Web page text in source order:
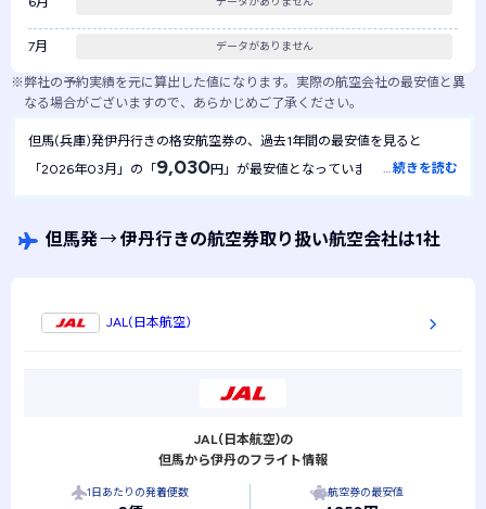
7月 データがありません
※弊社の予約実績を元に算出した値になります。実際の航空会社の最安値と異
なる場合がございますので、あらかじめご了承ください。
但馬(兵庫)発伊丹行きの格安航空券の、過去1年間の最安値を見ると
「2026年03月」の「 9,030円」が最安値となっていました。1年間を
…続きを読む
但馬発→伊丹行きの航空券取り扱い航空会社は1社
JAL(日本航空)
JAL(日本航空)の
但馬から伊丹のフライト情報
1日あたりの発着便数 航空券の最安値